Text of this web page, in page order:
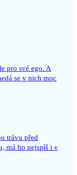
pro své ego. A
se v nich moc
trávu před
má ho nejspíš i v